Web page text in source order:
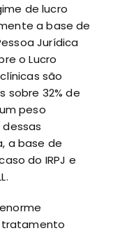
de lucro
a base de
Jurídica
o Lucro
são
sobre 32% de
peso
a base de
do IRPJ e
tratamento